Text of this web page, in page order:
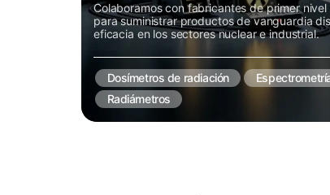
Colaboramos con fabricantes de primer nivel
para suministrar productos de vanguardia
eficacia en los sectores nuclear e industrial.
Dosímetros de radiación
Radiámetros